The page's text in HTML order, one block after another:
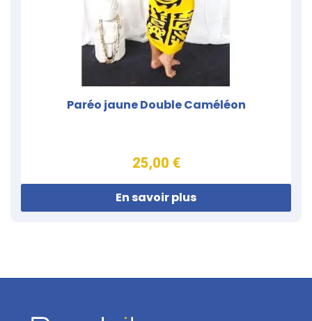
Paréo jaune Double Caméléon
25,00 €
En savoir plus